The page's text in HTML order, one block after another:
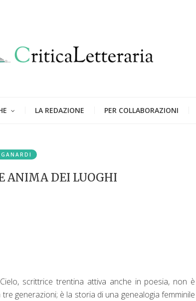
LA REDAZIONE PER COLLABORAZIONI
ANIMA DEI LUOGHI
scrittrice trentina attiva anche in poesia, non è
generazioni; è la storia di una genealogia femminile